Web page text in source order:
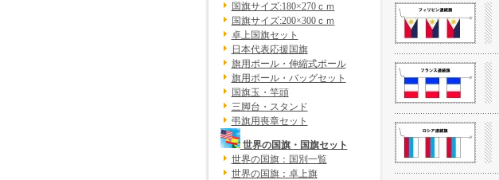
国旗サイズ:180×270ｃｍ
国旗サイズ:200×300ｃｍ
卓上国旗セット
日本代表応援国旗
旗用ポール・伸縮式ポール
旗用ポール・バッグセット
国旗玉・竿頭
三脚台・スタンド
弔旗用喪章セット
世界の国旗・国旗セット
世界の国旗：国別一覧
世界の国旗：卓上旗